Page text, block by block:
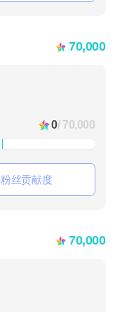
70,000
0/ 70,000
粉丝贡献度
70,000